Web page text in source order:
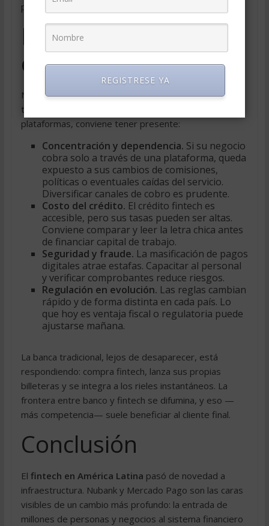
partida.
Riesgos y lo que
conviene vigilar
Ningún cambio de esta magnitud está libre de
tensiones. Antes de apoyarse por completo en estas
plataformas, conviene tener presente:
Concentración y dependencia. Si su negocio
cobra solo a través de una plataforma, queda
expuesto a sus cambios de comisiones,
políticas o eventuales caídas del servicio.
Diversificar canales de cobro es prudente.
Costo del crédito. El crédito fintech es
accesible, pero sus tasas pueden ser altas.
Conviene comparar y leer la letra chica antes
de financiar capital de trabajo.
Seguridad y fraude. La masificación de pagos
digitales atrae estafas. Capacitar al personal
y verificar comprobantes reduce riesgos.
Regulación en evolución. Las reglas cambian
rápido y de forma distinta en cada país. Lo
que hoy es ventaja fiscal o regulatoria puede
ajustarse mañana.
La banca tradicional, lejos de desaparecer, está
respondiendo: compra fintech, lanza sus propias
billeteras y se integra a los rieles instantáneos. La
frontera entre banco y fintech se difumina, y eso —
más competencia— suele beneficiar al cliente final.
Conclusión
El fintech en América Latina pasó de novedad a
infraestructura. Nubank y Mercado Pago son las caras
visibles de un cambio más profundo: la entrada de
millones de personas y negocios al sistema financiero
REGISTRESE YA